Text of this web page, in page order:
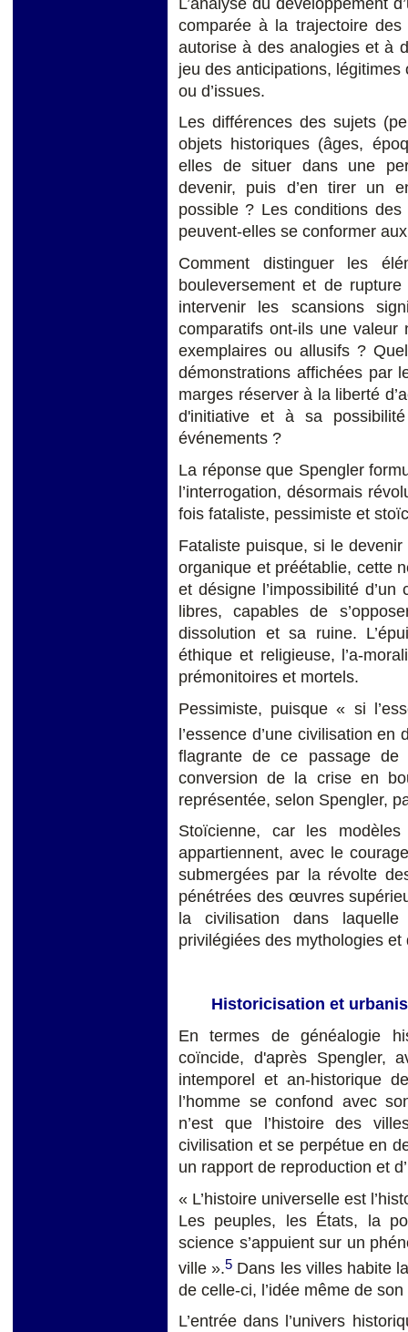
comparée à la trajectoire
autorise à des analogies et à
jeu des anticipations,
ou d’issues.
Les différences des sujets
objets historiques (âges,
elles de situer dans une
devenir, puis d’en tirer un
possible ? Les conditions
peuvent-elles se conformer
Comment distinguer les
bouleversement et de
intervenir les scansions
comparatifs ont-ils une valeur
exemplaires ou allusifs ?
démonstrations affichées par
marges réserver à la liberté
d'initiative et à sa
événements ?
La réponse que Spengler
l’interrogation, désormais
fois fataliste, pessimiste et
Fataliste puisque, si le
organique et préétablie, cette
et désigne l’impossibilité
libres, capables de
dissolution et sa ruine.
éthique et religieuse, l’a-
prémonitoires et mortels.
Pessimiste, puisque « si
l’essence d’une civilisation en
flagrante de ce passage de
conversion de la crise en
représentée, selon Spengler,
Stoïcienne, car les
appartiennent, avec le
submergées par la révolte
pénétrées des œuvres
la civilisation dans
privilégiées des mythologies
Historicisation et
En termes de généalogie
coïncide, d'après Spengler,
intemporel et an-historique
l’homme se confond avec
n’est que l’histoire des
civilisation et se perpétue en
un rapport de reproduction et
« L’histoire universelle est
Les peuples, les États, la
science s’appuient sur un
ville ».5 Dans les villes habite
de celle-ci, l’idée même de
L’entrée dans l’univers